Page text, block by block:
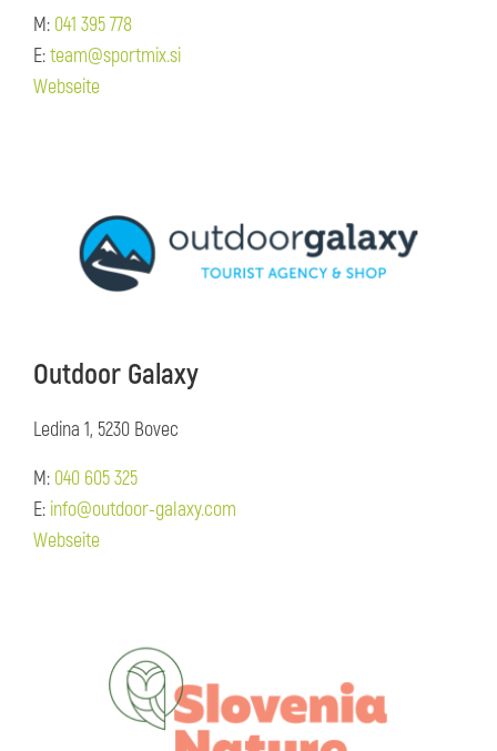
M: 041 395 778
E:team@sportmix.si
Webseite
Outdoor Galaxy
Ledina 1, 5230 Bovec
M: 040 605 325
E: info@outdoor-galaxy.com
Webseite